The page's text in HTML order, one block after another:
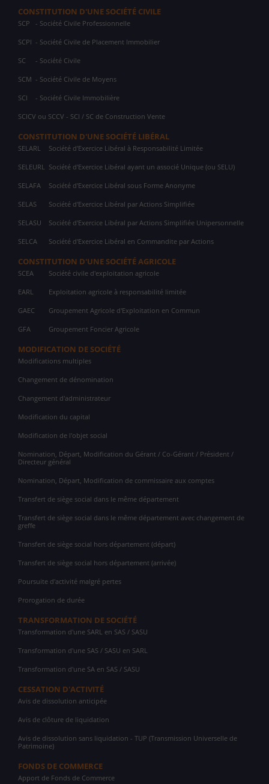
CONSTITUTION D'UNE SOCIÉTÉ CIVILE
SCP - Société Civile Professionnelle
SCPI - Société Civile de Placement Immobilier
SC - Société Civile
SCM - Société Civile de Moyens
SCI - Société Civile Immobilière
SCICV ou SCCV - SCI / SC de Construction Vente
CONSTITUTION D'UNE SOCIÉTÉ LIBÉRAL
SELARL Société d'Exercice Libéral à Responsabilité Limitée
SELEURL Société d'Exercice Libéral ayant un associé Unique (ou SELU)
SELAFA Société d'Exercice Libéral sous Forme Anonyme
SELAS Société d'Exercice Libéral par Actions Simplifiée
SELASU Société d'Exercice Libéral par Actions Simplifiée Unipersonnelle
SELCA Société d'Exercice Libéral en Commandite par Actions
CONSTITUTION D'UNE SOCIÉTÉ AGRICOLE
SCEA Société civile d'exploitation agricole
EARL Exploitation agricole à responsabilité limitée
GAEC Groupement Agricole d'Exploitation en Commun
GFA Groupement Foncier Agricole
MODIFICATION DE SOCIÉTÉ
Modifications multiples
Changement de dénomination
Changement d'administrateur
Modification du capital
Modification de l'objet social
Nomination, Départ, Modification du Gérant / Co-Gérant / Président /
Directeur général
Nomination, Départ, Modification de commissaire aux comptes
Transfert de siège social dans le même département
Transfert de siège social dans le même département avec changement de
greffe
Transfert de siège social hors département (départ)
Transfert de siège social hors département (arrivée)
Poursuite d'activité malgré pertes
Prorogation de durée
TRANSFORMATION DE SOCIÉTÉ
Transformation d'une SARL en SAS / SASU
Transformation d'une SAS / SASU en SARL
Transformation d'une SA en SAS / SASU
CESSATION D'ACTIVITÉ
Avis de dissolution anticipée
Avis de clôture de liquidation
Avis de dissolution sans liquidation - TUP (Transmission Universelle de
Patrimoine)
FONDS DE COMMERCE
Apport de Fonds de Commerce